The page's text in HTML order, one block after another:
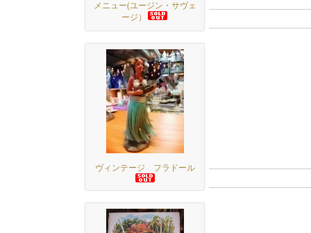
メニュー(ユージン・サヴェ
ージ）
ヴィンテージ フラドール